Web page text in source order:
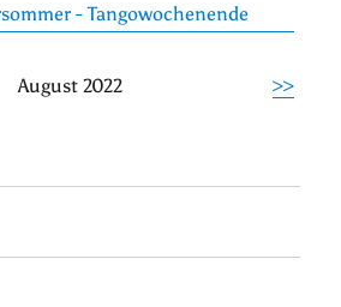
- Tangowochenende
August 2022 >>